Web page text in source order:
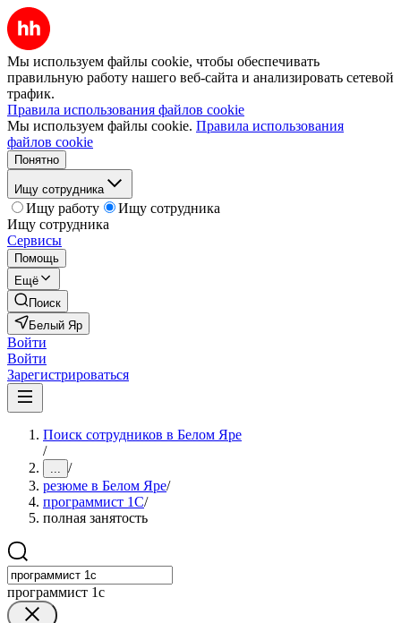
Мы используем файлы cookie, чтобы обеспечивать
правильную работу нашего веб-сайта и анализировать сетевой
трафик.
Правила использования файлов cookie
Мы используем файлы cookie. Правила использования
файлов cookie
Понятно
Ищу сотрудника
Ищу работу
Ищу сотрудника
Ищу сотрудника
Сервисы
Помощь
Ещё
Поиск
Белый Яр
Войти
Войти
Зарегистрироваться
Поиск сотрудников в Белом Яре
/
... /
резюме в Белом Яре/
программист 1C/
полная занятость
программист 1c